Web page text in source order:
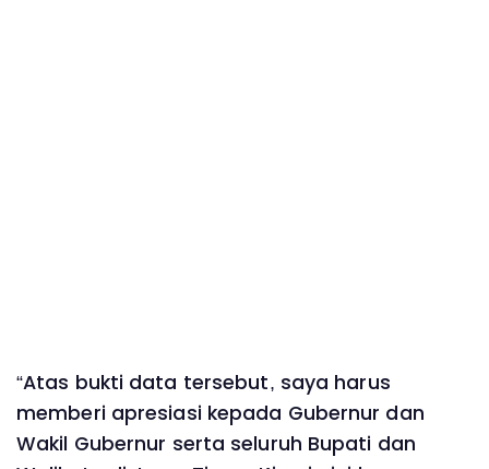
“Atas bukti data tersebut, saya harus
memberi apresiasi kepada Gubernur dan
Wakil Gubernur serta seluruh Bupati dan